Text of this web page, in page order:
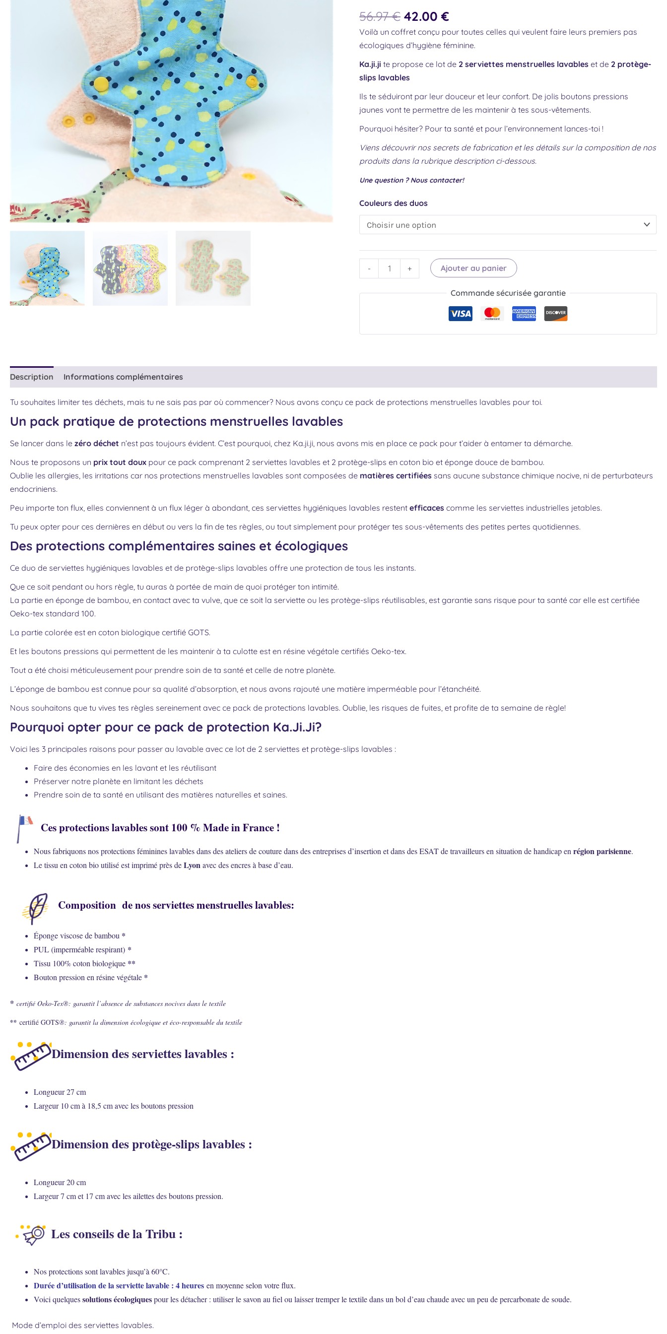
56.97€ 42.00€
Voilà un coffret conçu pour toutes celles qui veulent faire leurs premiers pas
écologiques d’hygiène féminine.
Ka.ji.ji te propose ce lot de 2 serviettes menstruelles lavables et de 2 protège-
slips lavables
Ils te séduiront par leur douceur et leur confort. De jolis boutons pressions
jaunes vont te permettre de les maintenir à tes sous-vêtements.
Pourquoi hésiter? Pour ta santé et pour l’environnement lances-toi !
Viens découvrir nos secrets de fabrication et les détails sur la composition de nos
produits dans la rubrique description ci-dessous.
Une question ? Nous contacter!
Couleurs des duos
-
protège-
+ Ajouter au panier
Commande sécurisée garantie
Description Informations complémentaires
Tu souhaites limiter tes déchets, mais tu ne sais pas par où commencer? Nous avons conçu ce pack de protections menstruelles lavables pour toi.
Un pack pratique de protections menstruelles lavables
Se lancer dans le zéro déchet n’est pas toujours évident. C’est pourquoi, chez Ka.ji.ji, nous avons mis en place ce pack pour t’aider à entamer ta démarche.
Nous te proposons un prix tout doux pour ce pack comprenant 2 serviettes lavables et 2 protège-slips en coton bio et éponge douce de bambou.
Oublie les allergies, les irritations car nos protections menstruelles lavables sont composées de matières certifiées sans aucune substance chimique nocive, ni de perturbateurs
endocriniens.
Peu importe ton flux, elles conviennent à un flux léger à abondant, ces serviettes hygiéniques lavables restent efficaces comme les serviettes industrielles jetables.
Tu peux opter pour ces dernières en début ou vers la fin de tes règles, ou tout simplement pour protéger tes sous-vêtements des petites pertes quotidiennes.
Des protections complémentaires saines et écologiques
Ce duo de serviettes hygiéniques lavables et de protège-slips lavables offre une protection de tous les instants.
Que ce soit pendant ou hors règle, tu auras à portée de main de quoi protéger ton intimité.
La partie en éponge de bambou, en contact avec ta vulve, que ce soit la serviette ou les protège-slips réutilisables, est garantie sans risque pour ta santé car elle est certifiée
Oeko-tex standard 100.
La partie colorée est en coton biologique certifié GOTS.
Et les boutons pressions qui permettent de les maintenir à ta culotte est en résine végétale certifiés Oeko-tex.
Tout a été choisi méticuleusement pour prendre soin de ta santé et celle de notre planète.
L’éponge de bambou est connue pour sa qualité d’absorption, et nous avons rajouté une matière imperméable pour l’étanchéité.
Nous souhaitons que tu vives tes règles sereinement avec ce pack de protections lavables. Oublie, les risques de fuites, et profite de ta semaine de règle!
Pourquoi opter pour ce pack de protection Ka.Ji.Ji?
Voici les 3 principales raisons pour passer au lavable avec ce lot de 2 serviettes et protège-slips lavables :
Faire des économies en les lavant et les réutilisant
Préserver notre planète en limitant les déchets
Prendre soin de ta santé en utilisant des matières naturelles et saines.
Ces protections lavables sont 100 % Made in France !
Nous fabriquons nos protections féminines lavables dans des ateliers de couture dans des entreprises d’insertion et dans des ESAT de travailleurs en situation de handicap en région parisienne.
Le tissu en coton bio utilisé est imprimé près deLyonavec des encres à base d’eau.
Composition de nos serviettes menstruelles lavables:
Éponge viscose de bambou *
PUL (imperméable respirant) *
Tissu 100% coton biologique **
Bouton pression en résine végétale *
* certifié Oeko-Tex®: garantit l’absence de substances nocives dans le textile
** certifié GOTS®: garantit la dimension écologique et éco-responsable du textile
Dimension des serviettes lavables :
Longueur 27 cm
Largeur 10 cm à 18,5 cm avec les boutons pression
Dimension des protège-slips lavables :
Longueur 20 cm
Largeur 7 cm et 17 cm avec les ailettes des boutons pression.
Les conseils de la Tribu :
Nos protections sont lavables jusqu’à 60°C.
Durée d’utilisation de la serviette lavable : 4 heures en moyenne selon votre flux.
Voici quelquessolutions écologiquespour les détacher : utiliser le savon au fiel ou laisser tremper le textile dans un bol d’eau chaude avec un peu de percarbonate de soude.
Mode d’emploi des serviettes lavables.